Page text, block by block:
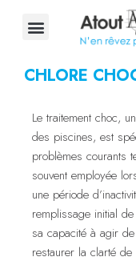
CHLORE
Le traitement choc,
des piscines, est
problèmes courants
souvent employée
une période
remplissage initial
sa capacité à agir
restaurer la clarté de